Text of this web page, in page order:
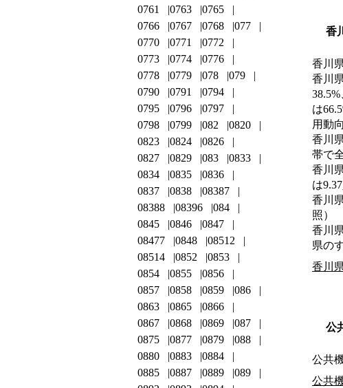
香
香川
香川
は
用動
香川
帯で
香川
は
香川
照）
香川
県の
香川
公
公共
公共
0761
0763
0765
0766
0767 0768
077
0770
0771
0772
0773
0774
0776
0778
0779 078
079
0790
0791
0794
0795
0796
0797
0798
0799 082
0820
0823
0824
0826
0827
0829 083
0833
0834
0835
0836
0837
0838
08387
08388
08396
084
0845
0846
0847
08477
0848
08512
08514
0852
0853
0854
0855
0856
0857
0858 0859
086
0863
0865
0866
0867
0868 0869
087
0875
0877 0879
088
0880
0883
0884
0885
0887 0889
089